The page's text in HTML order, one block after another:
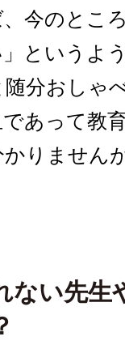
今のとこ
というよ
分おしゃ
あって教
りません
ない先生